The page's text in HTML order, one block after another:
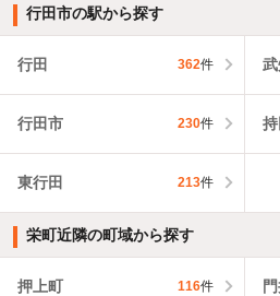
行田市の駅から探す
行田 362件
行田市 230件 持
東行田 213件
栄町近隣の町域から探す
押上町 116件